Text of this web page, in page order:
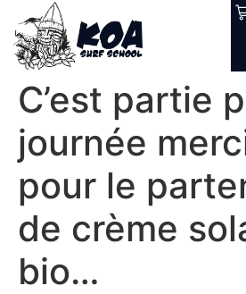
C’est partie
journée
pour le
de crème
bio…